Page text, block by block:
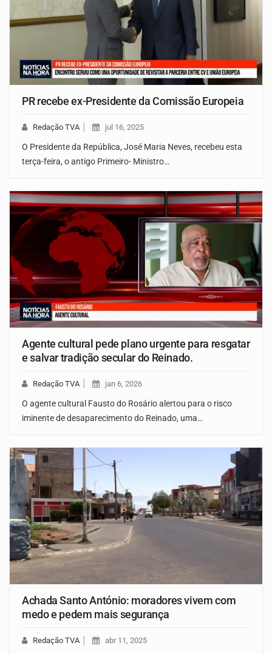
PR recebe ex-Presidente da Comissão Europeia
Redação TVA jul 16, 2025
O Presidente da República, José Maria Neves, recebeu esta
terça-feira, o antigo Primeiro- Ministro…
Agente cultural pede plano urgente para resgatar
e salvar tradição secular do Reinado.
Redação TVA jan 6, 2026
O agente cultural Fausto do Rosário alertou para o risco
iminente de desaparecimento do Reinado, uma…
Achada Santo António: moradores vivem com
medo e pedem mais segurança
Redação TVA abr 11, 2025